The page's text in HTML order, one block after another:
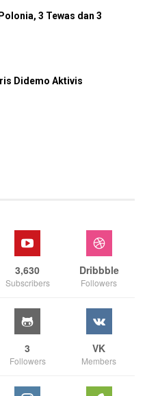
3 Tewas dan 3
Didemo Aktivis
3,630
Subscribers
Dribbble
Followers
3
Followers
VK
Members